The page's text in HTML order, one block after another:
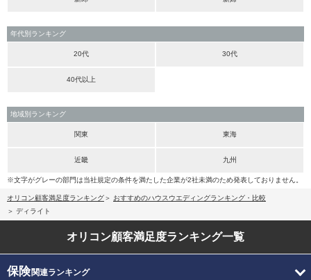
年代別ランキング
20代 30代
40代以上
地域別ランキング
関東 東海
近畿 九州
※文字がグレーの部門は当社規定の条件を満たした企業が2社未満のため発表しておりません。
オリコン顧客満足度ランキング
おすすめのハウスウエディングランキング・比較
ディライト
オリコン顧客満足度ランキング一覧
保険関連ランキング